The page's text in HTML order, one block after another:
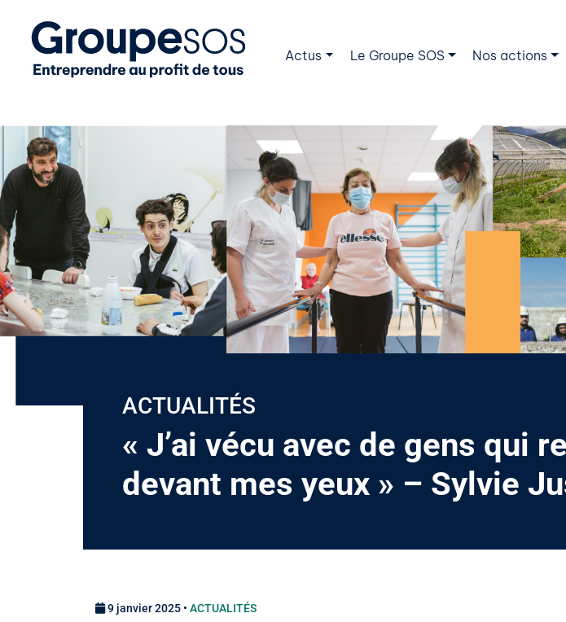
Actus Le Groupe SOS Nos actions
ACTUALITÉS
« J’ai vécu avec de gens qui
devant mes yeux » – Sylvie
9 janvier 2025 • ACTUALITÉS